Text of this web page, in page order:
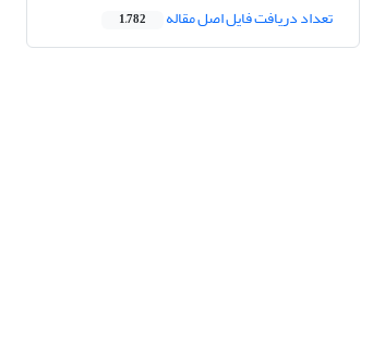
تعداد دریافت فایل اصل مقاله 1,782